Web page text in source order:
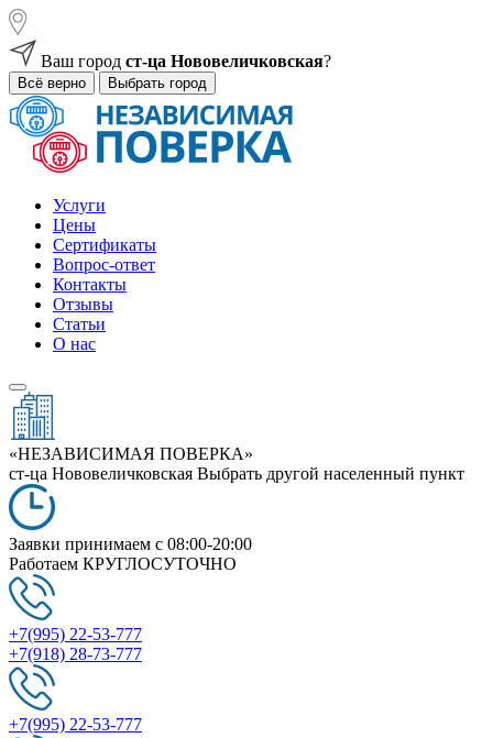
Ваш город ст-ца Нововеличковская?
Всё верно Выбрать город
Услуги
Цены
Сертификаты
Вопрос-ответ
Контакты
Отзывы
Статьи
О нас
«НЕЗАВИСИМАЯ ПОВЕРКА»
ст-ца Нововеличковская Выбрать другой населенный пункт
Заявки принимаем c 08:00-20:00
Работаем КРУГЛОСУТОЧНО
+7(995) 22-53-777
+7(918) 28-73-777
+7(995) 22-53-777